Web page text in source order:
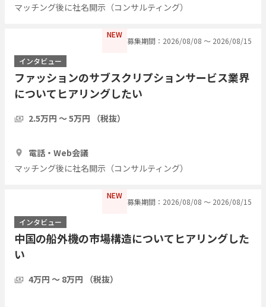
マッチング後に社名開示（コンサルティング）
NEW
募集期間：2026/08/08 〜 2026/08/15
インタビュー
ファッションのサブスクリプションサービス業界
についてヒアリングしたい
2.5万円 〜 5万円 （税抜）
電話・Web会議
マッチング後に社名開示（コンサルティング）
NEW
募集期間：2026/08/08 〜 2026/08/15
インタビュー
中国の船外機の市場構造についてヒアリングした
い
4万円 〜 8万円 （税抜）